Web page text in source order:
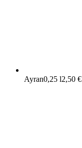
Ayran0,25 l2,50 €